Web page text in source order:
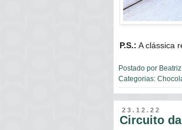
P.S.: A clássica
Postado por
Categorias:
23.12.22
Circuito